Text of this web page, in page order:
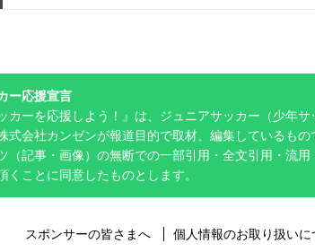
ー応援宣言
カーを応援しよう！』は、ジュニアサッカー（少年
式会社カンゼンが報道目的で取材、編集しているも
（記事・画像）の無断での一部引用・全文引用・流
くことに同意したものとします。
スポンサーの皆さまへ 個人情報のお取り扱いに